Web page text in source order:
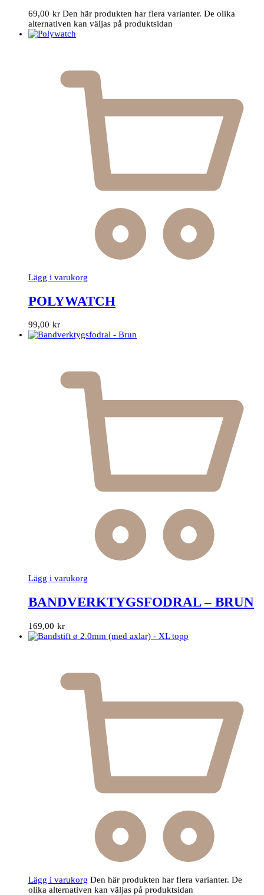
69,00 kr Den här produkten har flera varianter. De olika
alternativen kan väljas på produktsidan
Lägg i varukorg
POLYWATCH
99,00 kr
Lägg i varukorg
BANDVERKTYGSFODRAL – BRUN
169,00 kr
Lägg i varukorg Den här produkten har flera varianter. De
olika alternativen kan väljas på produktsidan